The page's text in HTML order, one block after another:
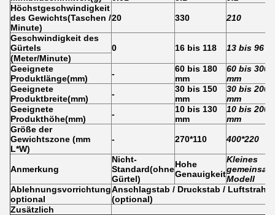
Höchstgeschwindigkeit
des Gewichts(Taschen /
Minute)
20 330 210
Geschwindigkeit des
Gürtels
0 16 bis 118
13 bis 96
(Meter/Minute)
Geeignete
Produktlänge(mm) -
60 bis 180
mm
60 bis 300
mm
Geeignete
Produktbreite(mm) -
30 bis 150
mm
30 bis 200
mm
Geeignete
Produkthöhe(mm) -
10 bis 130
mm
10 bis 200
mm
Größe der
Gewichtszone (mm
L*W)
- 270*110 400*220
Anmerkung
Nicht-
Standard(ohne
Gürtel)
Hohe
Genauigkeit
Kleines
Modell
Ablehnungsvorrichtung
optional
Anschlagstab / Druckstab / Luftstrahl
(optional)
Zusätzlich